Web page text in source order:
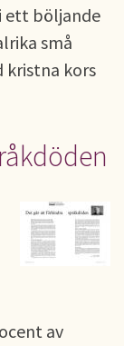
ett böljande
små
kristna kors
av